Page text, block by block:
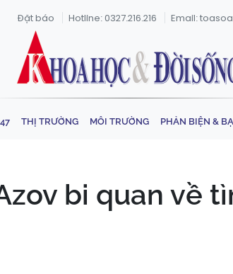
Đặt báo Hotline: 0327.216.216 Email:
THỊ TRƯỜNG MÔI TRƯỜNG PHẢN BIỆN &
bi quan về